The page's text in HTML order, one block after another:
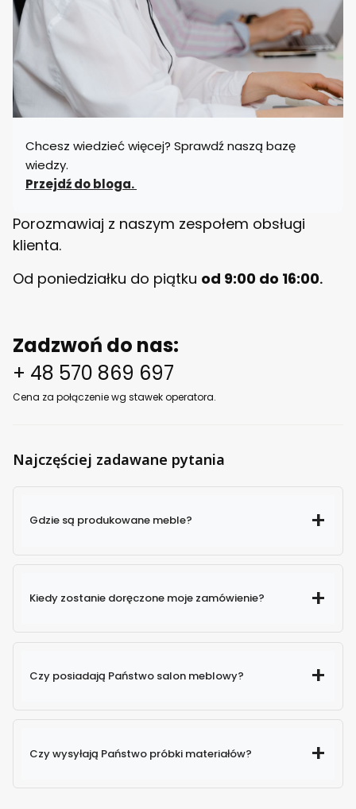
a
n
B
L
L
O
Chcesz wiedzieć więcej? Sprawdź naszą bazę
wiedzy.
Przejdź do bloga.
Porozmawiaj z naszym zespołem obsługi
klienta.
Od poniedziałku do piątku od 9:00 do 16:00.
Zadzwoń do nas:
+ 48 570 869 697
Cena za połączenie wg stawek operatora.
Najczęściej zadawane pytania
Gdzie są produkowane meble?
Kiedy zostanie doręczone moje zamówienie?
Czy posiadają Państwo salon meblowy?
Czy wysyłają Państwo próbki materiałów?